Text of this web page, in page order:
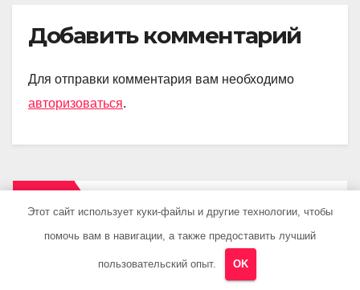
Добавить комментарий
Для отправки комментария вам необходимо
авторизоваться.
Этот сайт использует куки-файлы и другие технологии, чтобы
помочь вам в навигации, а также предоставить лучший
пользовательский опыт. OK